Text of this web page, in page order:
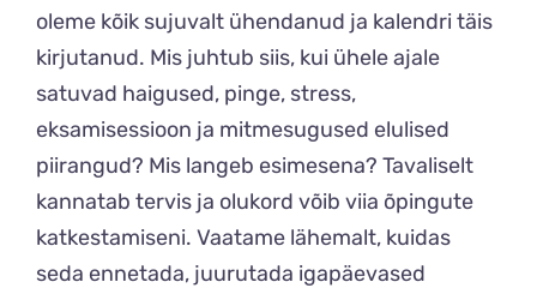
oleme kõik sujuvalt ühendanud ja kalendri täis
kirjutanud. Mis juhtub siis, kui ühele ajale
satuvad haigused, pinge, stress,
eksamisessioon ja mitmesugused elulised
piirangud? Mis langeb esimesena? Tavaliselt
kannatab tervis ja olukord võib viia õpingute
katkestamiseni. Vaatame lähemalt, kuidas
seda ennetada, juurutada igapäevased